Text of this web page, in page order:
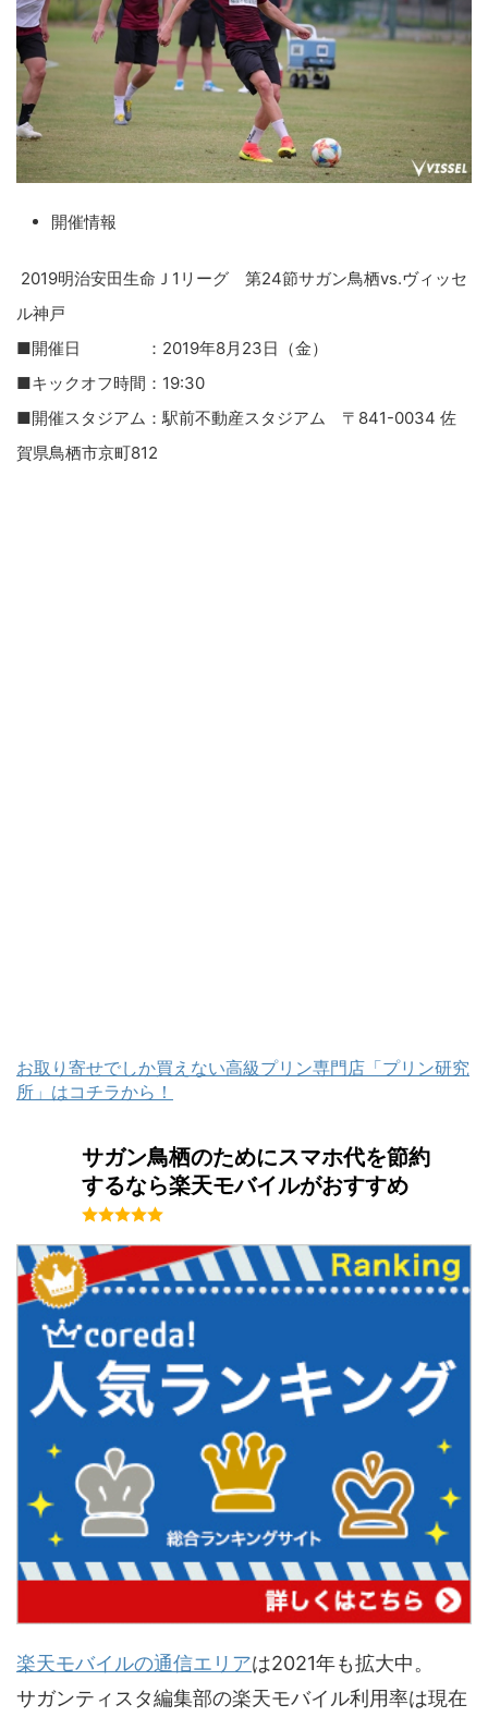
開催情報
2019明治安田生命Ｊ1リーグ 第24節サガン鳥栖vs.ヴィッセ
ル神戸
■開催日 ：2019年8月23日（金）
■キックオフ時間：19:30
■開催スタジアム：駅前不動産スタジアム 〒841-0034 佐
賀県鳥栖市京町812
お取り寄せでしか買えない高級プリン専門店「プリン研究
所」はコチラから！
サガン鳥栖のためにスマホ代を節約
するなら楽天モバイルがおすすめ
楽天モバイルの通信エリアは2021年も拡大中。
サガンティスタ編集部の楽天モバイル利用率は現在